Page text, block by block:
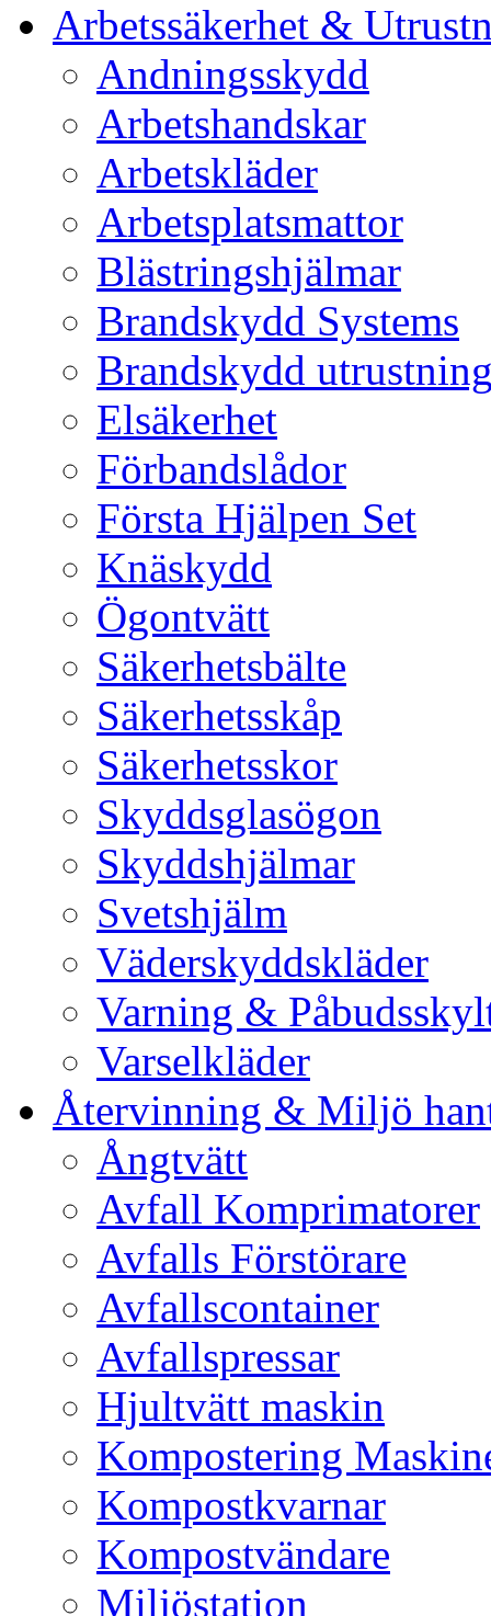
Arbetssäkerhet &
Andningsskydd
Arbetshandskar
Arbetskläder
Arbetsplatsmattor
Blästringshjälmar
Brandskydd Systems
Brandskydd
Elsäkerhet
Förbandslådor
Första Hjälpen Set
Knäskydd
Ögontvätt
Säkerhetsbälte
Säkerhetsskåp
Säkerhetsskor
Skyddsglasögon
Skyddshjälmar
Svetshjälm
Väderskyddskläder
Varning &
Varselkläder
Återvinning & Miljö
Ångtvätt
Avfall Komprimatorer
Avfalls Förstörare
Avfallscontainer
Avfallspressar
Hjultvätt maskin
Kompostering
Kompostkvarnar
Kompostvändare
Miljöstation